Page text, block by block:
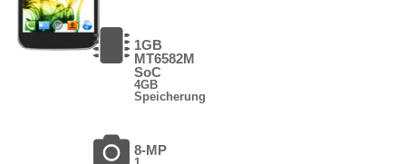
1GB
MT6582M
SoC
4GB
Speicherung
8-MP